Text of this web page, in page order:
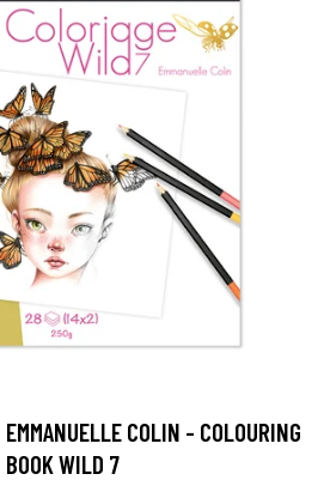
COLIN - COLOURING
BOOK WILD 7